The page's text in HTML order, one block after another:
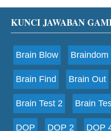
Footer
KUNCI JAWABAN
Brain Blow Braindom
Brain Find Brain Out
Brain Test 2 Brain
DOP DOP 2 DOP